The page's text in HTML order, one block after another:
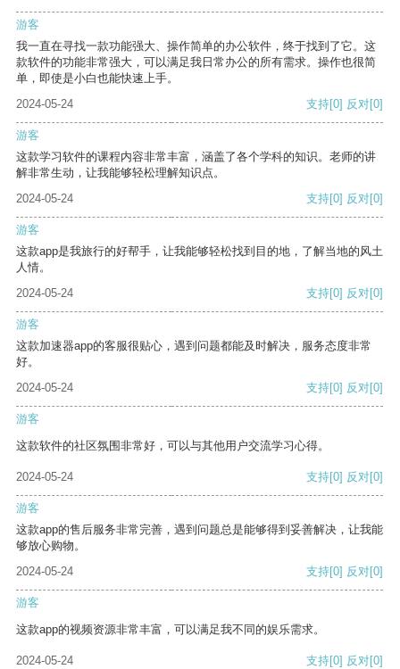
游客
我一直在寻找一款功能强大、操作简单的办公软件，终于找到了它。这
款软件的功能非常强大，可以满足我日常办公的所有需求。操作也很简
单，即使是小白也能快速上手。
2024-05-24
支持[0] 反对[0]
游客
这款学习软件的课程内容非常丰富，涵盖了各个学科的知识。老师的讲
解非常生动，让我能够轻松理解知识点。
2024-05-24
支持[0] 反对[0]
游客
这款app是我旅行的好帮手，让我能够轻松找到目的地，了解当地的风土
人情。
2024-05-24
支持[0] 反对[0]
游客
这款加速器app的客服很贴心，遇到问题都能及时解决，服务态度非常
好。
2024-05-24
支持[0] 反对[0]
游客
这款软件的社区氛围非常好，可以与其他用户交流学习心得。
2024-05-24 支持[0] 反对[0]
游客
这款app的售后服务非常完善，遇到问题总是能够得到妥善解决，让我能
够放心购物。
2024-05-24
支持[0] 反对[0]
游客
这款app的视频资源非常丰富，可以满足我不同的娱乐需求。
2024-05-24 支持[0] 反对[0]